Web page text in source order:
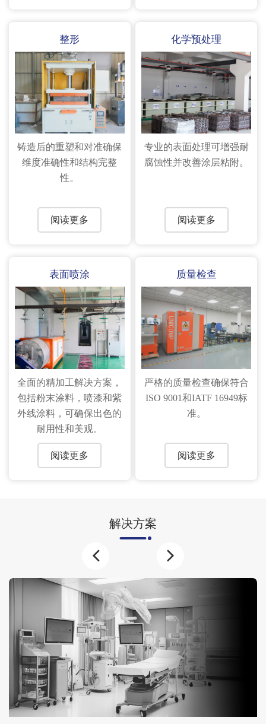
整形
铸造后的重塑和对准确保
维度准确性和结构完整
性。
阅读更多
化学预处理
专业的表面处理可增强耐
腐蚀性并改善涂层粘附。
阅读更多
表面喷涂
全面的精加工解决方案，
包括粉末涂料，喷漆和紫
外线涂料，可确保出色的
耐用性和美观。
阅读更多
质量检查
严格的质量检查确保符合
ISO 9001和IATF 16949标
准。
阅读更多
解决方案